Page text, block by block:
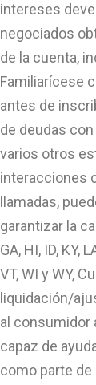
intereses
negociados
de la cuenta,
Familiarícese
antes de
de deudas
varios otros
interacciones
llamadas,
garantizar la
GA, HI, ID, KY,
VT, WI y WY,
liquidación/
al consumidor
capaz de
como parte de